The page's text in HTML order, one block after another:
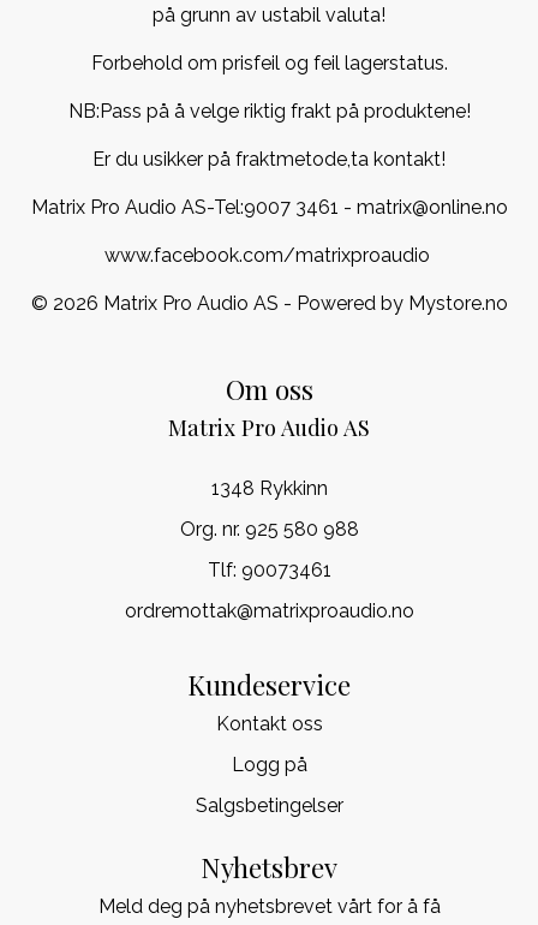
på grunn av ustabil valuta!
Forbehold om prisfeil og feil lagerstatus.
NB:Pass på å velge riktig frakt på produktene!
Er du usikker på fraktmetode,ta kontakt!
Matrix Pro Audio AS-Tel:9007 3461 - matrix@online.no
www.facebook.com/matrixproaudio
© 2026 Matrix Pro Audio AS - Powered by Mystore.no
Om oss
Matrix Pro Audio AS
1348 Rykkinn
Org. nr. 925 580 988
Tlf: 90073461
ordremottak@matrixproaudio.no
Kundeservice
Kontakt oss
Logg på
Salgsbetingelser
Nyhetsbrev
Meld deg på nyhetsbrevet vårt for å få